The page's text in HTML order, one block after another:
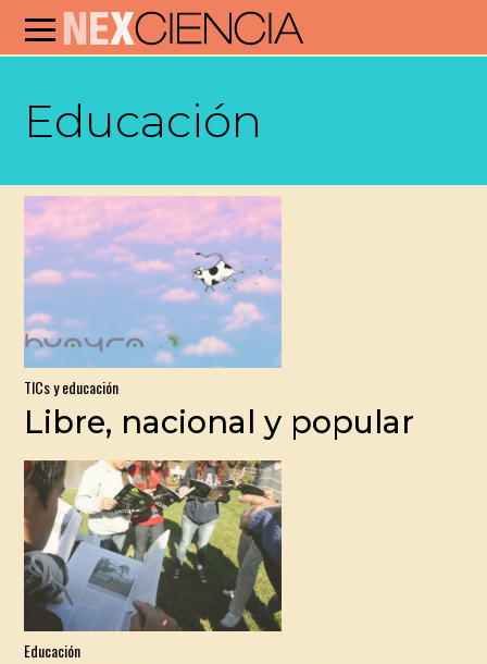
Educación
TICs y educación
Libre, nacional y popular
Educación